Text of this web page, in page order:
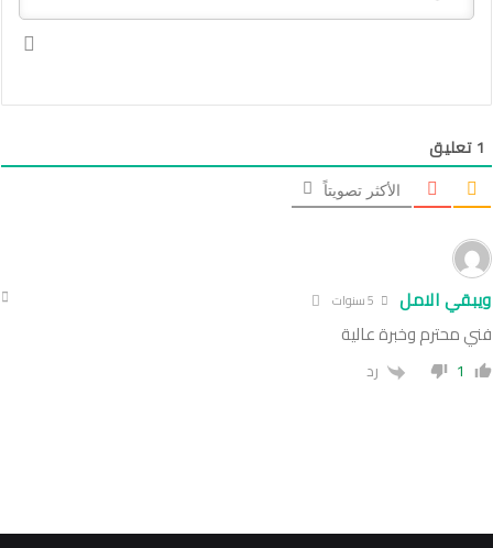
1تعليق
الأكثر تصويتاً
ويبقي الامل
فني محترم وخبرة عالية
1 رد